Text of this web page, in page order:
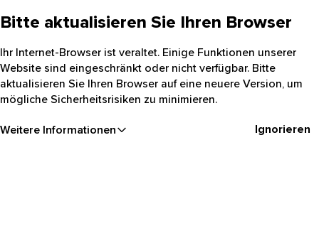
Bitte aktualisieren Sie Ihren Browser
Ihr Internet-Browser ist veraltet. Einige Funktionen unserer
Website sind eingeschränkt oder nicht verfügbar. Bitte
aktualisieren Sie Ihren Browser auf eine neuere Version, um
mögliche Sicherheitsrisiken zu minimieren.
Weitere Informationen Ignorieren